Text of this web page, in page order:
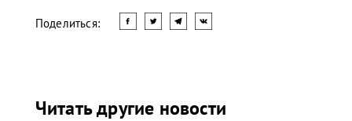
Поделиться:
Читать другие новости